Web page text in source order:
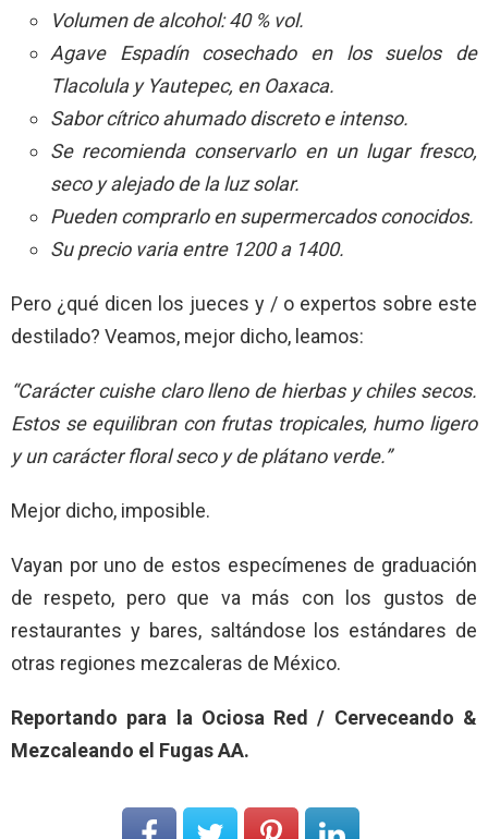
Volumen de alcohol: 40 % vol.
Agave Espadín cosechado en los suelos de
Tlacolula y Yautepec, en Oaxaca.
Sabor cítrico ahumado discreto e intenso.
Se recomienda conservarlo en un lugar fresco,
seco y alejado de la luz solar.
Pueden comprarlo en supermercados conocidos.
Su precio varia entre 1200 a 1400.
Pero ¿qué dicen los jueces y / o expertos sobre este
destilado? Veamos, mejor dicho, leamos:
“Carácter cuishe claro lleno de hierbas y chiles secos.
Estos se equilibran con frutas tropicales, humo ligero
y un carácter floral seco y de plátano verde.”
Mejor dicho, imposible.
Vayan por uno de estos especímenes de graduación
de respeto, pero que va más con los gustos de
restaurantes y bares, saltándose los estándares de
otras regiones mezcaleras de México.
Reportando para la Ociosa Red / Cerveceando &
Mezcaleando el Fugas AA.